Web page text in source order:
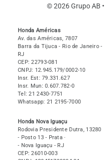
© 2026 Grupo AB •
Honda Américas
Av. das Américas, 7807
Barra da Tijuca - Rio de Janeiro-
RJ
CEP: 22793-081
CNPJ: 12.945.179/0002-10
Insr. Est: 79.331.627
Insr. Mun: 0.607.782-0
Tel: 21 2430-7751
Whatsapp: 21 2195-7000
Honda Nova Iguaçu
Rodovia Presidente Dutra, 13280
- Posto 13 - Prata ·
- Nova Iguaçu - RJ
CEP: 26010-003